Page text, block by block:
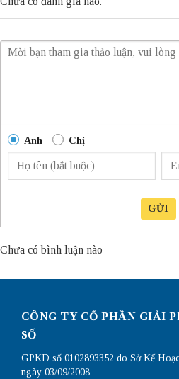
Anh Chị
GỬI
Chưa có bình luận nào
CÔNG TY CỔ PHẦN GIẢI
SỐ
GPKD số 0102893352 do Sở Kế
ngày 03/09/2008